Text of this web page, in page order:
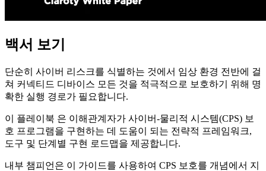
백서 보기
단순히 사이버 리스크를 식별하는 것에서 임상 환경 전반에 걸
쳐 커넥티드 디바이스 모든 것을 적극적으로 보호하기 위해 명
확한 실행 경로가 필요합니다.
이 플레이북 은 이해관계자가 사이버-물리적 시스템(CPS) 보
호 프로그램을 구현하는 데 도움이 되는 전략적 프레임워크,
도구 및 단계별 구현 로드맵을 제공합니다.
내부 챔피언은 이 가이드를 사용하여 CPS 보호를 개념에서 지